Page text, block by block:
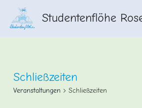
Inhalt
springen
Studentenflöhe
Schließzeiten
Veranstaltungen Schließzeiten